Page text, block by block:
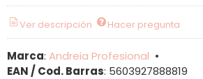
Ver descripción Hacer pregunta
Marca: Andreia Profesional •
EAN / Cod. Barras: 5603927888819